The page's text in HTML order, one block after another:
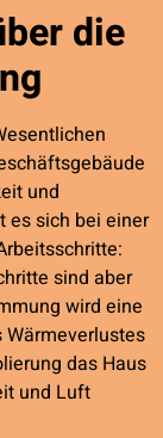
die
und
es sich bei einer
sind aber
wird eine
das Haus
und Luft